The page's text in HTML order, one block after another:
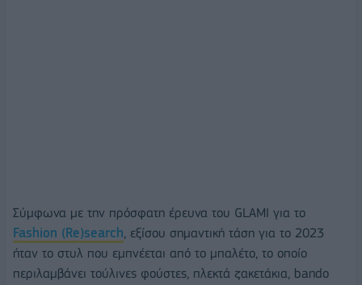
Σύμφωνα με την πρόσφατη έρευνα του GLAMI για το
Fashion (Re)search, εξίσου σημαντική τάση για το 2023
ήταν το στυλ που εμπνέεται από το μπαλέτο, το οποίο
περιλαμβάνει τούλινες φούστες, πλεκτά ζακετάκια, bando